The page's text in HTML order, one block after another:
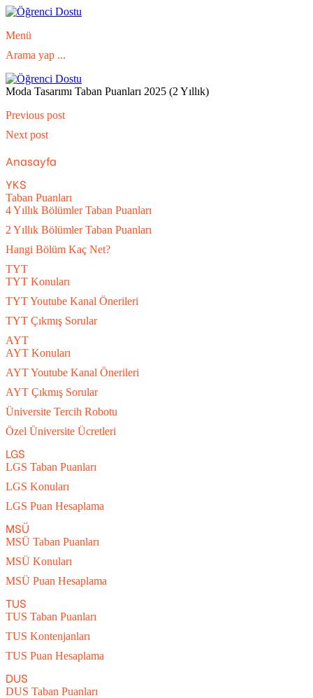
Menü
Arama yap ...
Moda Tasarımı Taban Puanları 2025 (2 Yıllık)
Previous post
Next post
Anasayfa
YKS
Taban Puanları
4 Yıllık Bölümler Taban Puanları
2 Yıllık Bölümler Taban Puanları
Hangi Bölüm Kaç Net?
TYT
TYT Konuları
TYT Youtube Kanal Önerileri
TYT Çıkmış Sorular
AYT
AYT Konuları
AYT Youtube Kanal Önerileri
AYT Çıkmış Sorular
Üniversite Tercih Robotu
Özel Üniversite Ücretleri
LGS
LGS Taban Puanları
LGS Konuları
LGS Puan Hesaplama
MSÜ
MSÜ Taban Puanları
MSÜ Konuları
MSÜ Puan Hesaplama
TUS
TUS Taban Puanları
TUS Kontenjanları
TUS Puan Hesaplama
DUS
DUS Taban Puanları